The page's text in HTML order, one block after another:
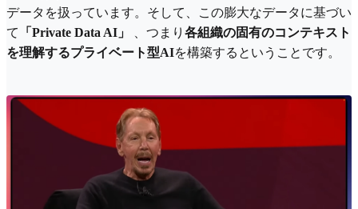
データを扱っています。そして、この膨大なデータに基づい
て
「Private Data AI」 、つまり 各組織の固有のコンテキスト
を理解するプライベート型AIを構築するということです。